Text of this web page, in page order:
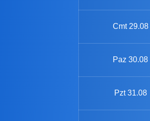
Cmt 29.08
Paz 30.08
Pzt 31.08